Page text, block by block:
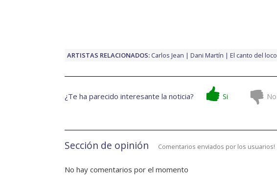
ARTISTAS RELACIONADOS:Carlos Jean Dani Martín El canto del loco
¿Te ha parecido interesante la noticia? Si No
Sección de opinión Comentarios enviados por los usuarios!
No hay comentarios por el momento